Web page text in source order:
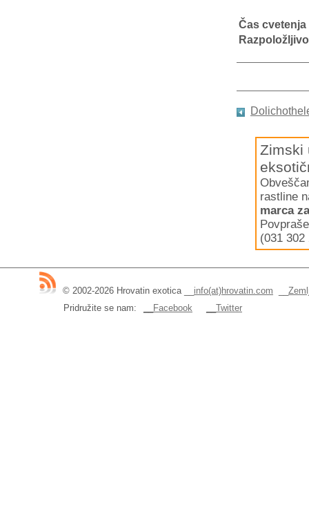
Čas cvetenja
Zimski
rastline
marca
(031
© 2002-2026 Hrovatin exotica__ info(at)hrovatin.com
Pridružite se nam:
__Facebook __Twitter